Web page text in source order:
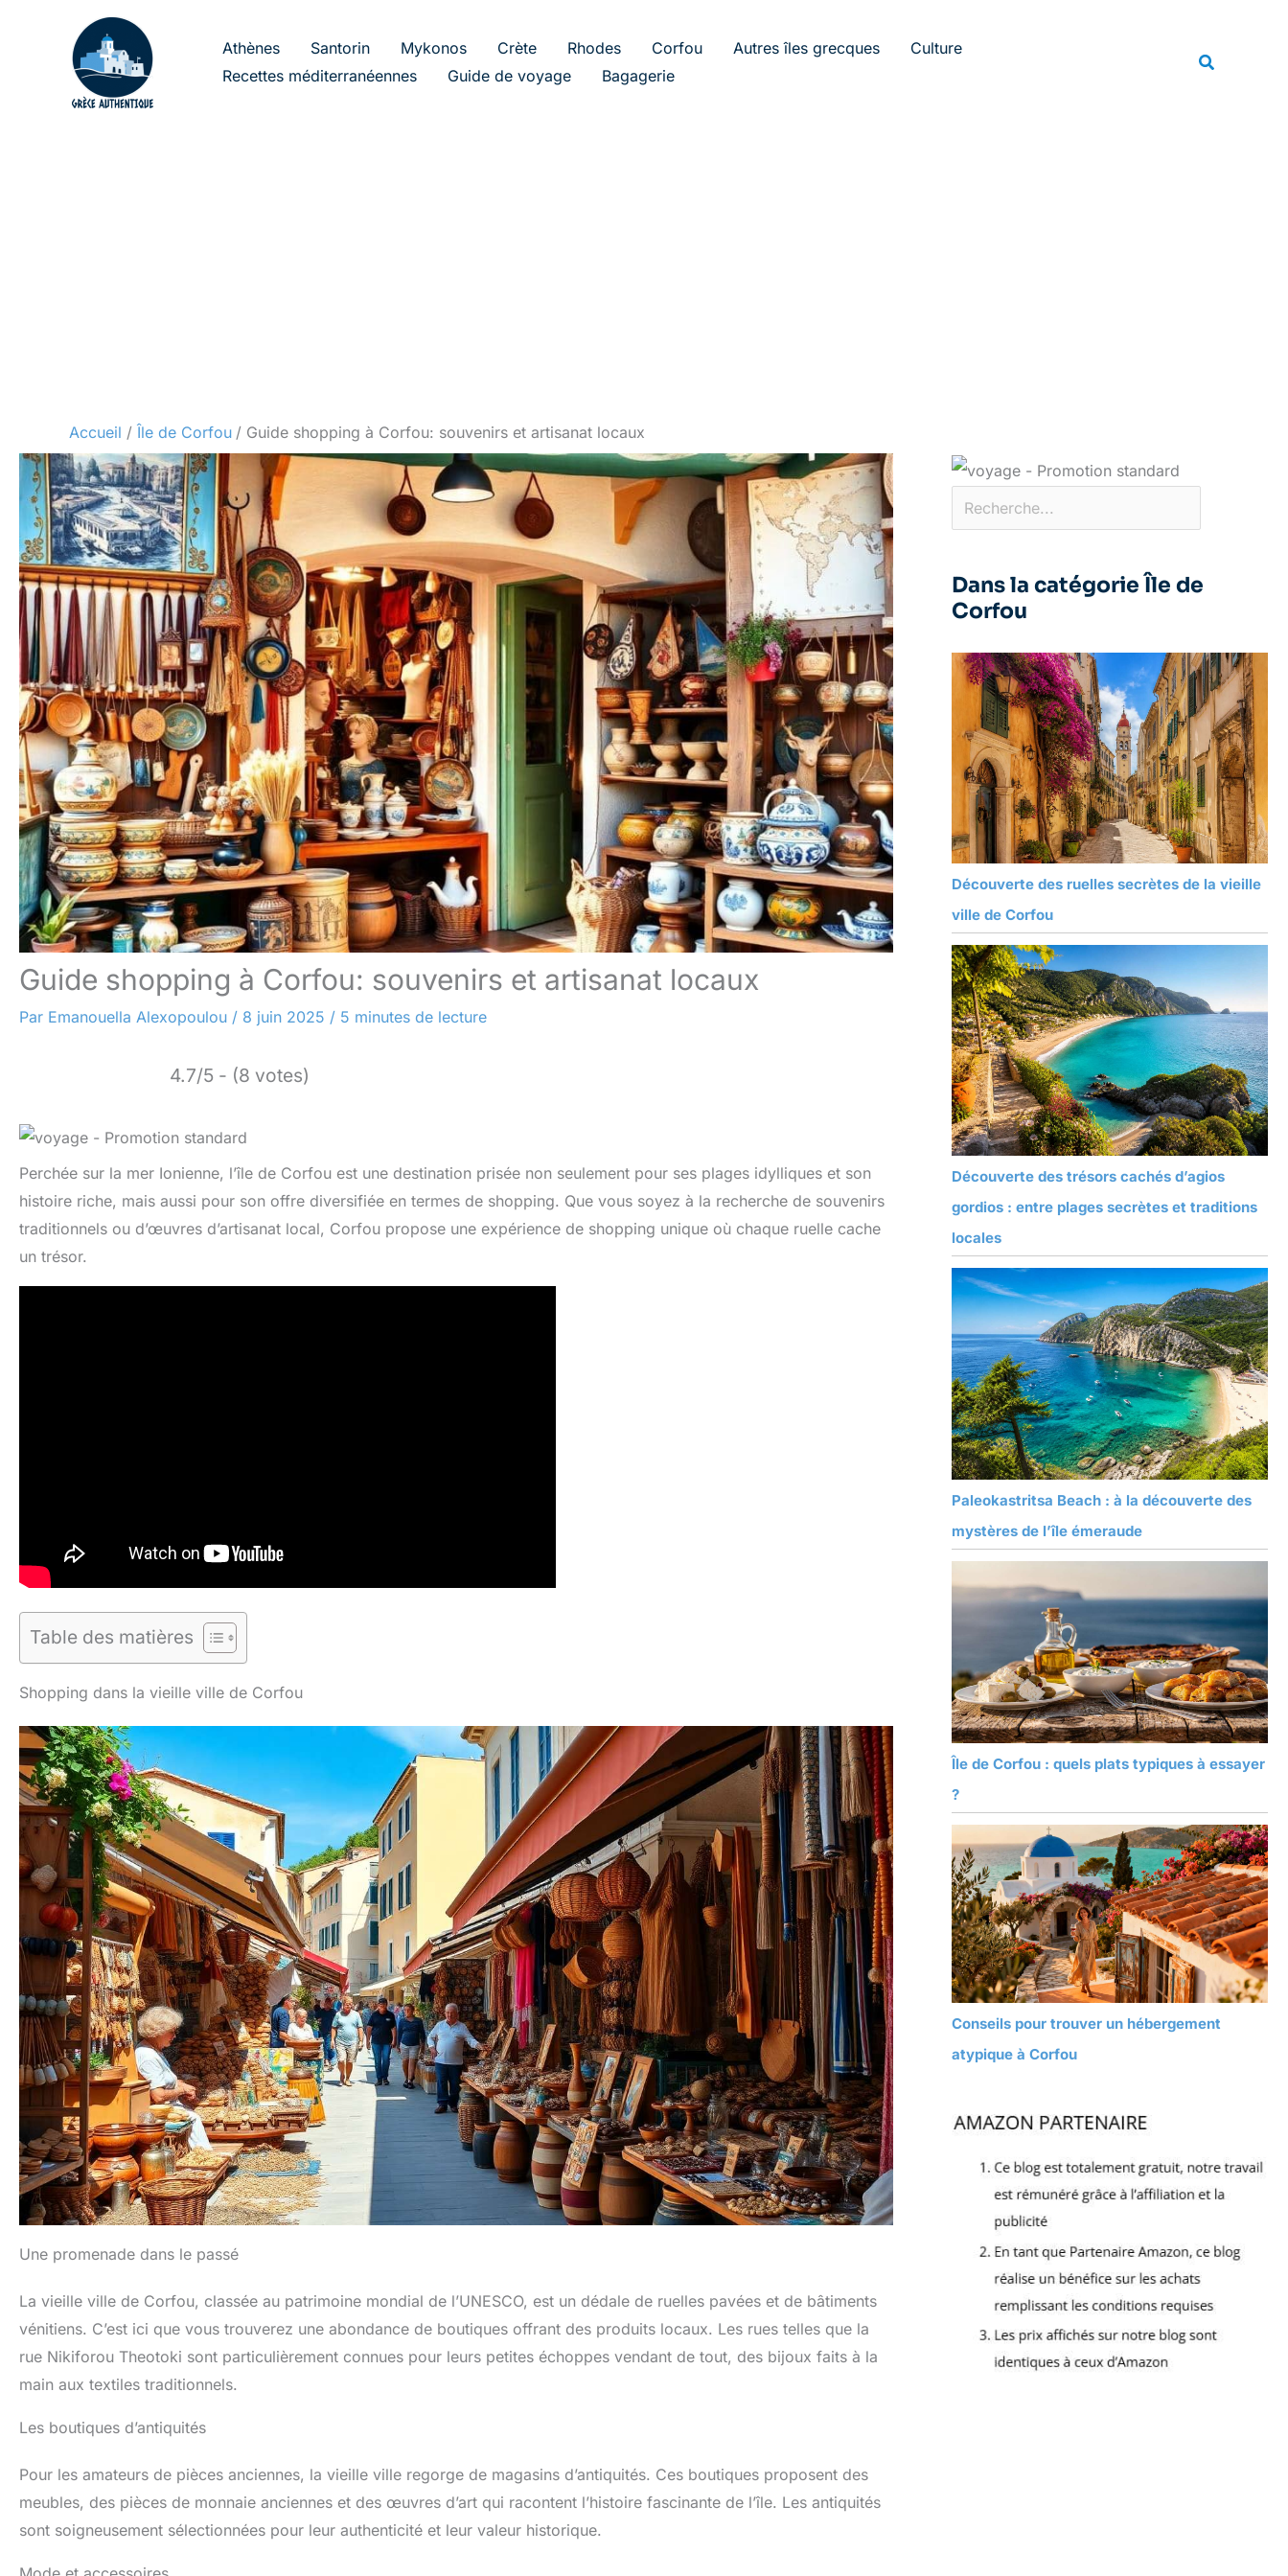
Athènes Santorin Mykonos Crète Rhodes Corfou Autres îles grecques
Culture
Recettes méditerranéennes
Guide de voyage Bagagerie
Accueil Île de Corfou Guide shopping à Corfou: souvenirs et artisanat locaux
Guide shopping à Corfou: souvenirs et artisanat locaux
Par Emanouella Alexopoulou / 8 juin 2025 / 5 minutes de lecture
4.7/5 - (8 votes)
Perchée sur la mer Ionienne, l’île de Corfou est une destination prisée non seulement pour ses plages idylliques et son
histoire riche, mais aussi pour son offre diversifiée en termes de shopping. Que vous soyez à la recherche de souvenirs
traditionnels ou d’œuvres d’artisanat local, Corfou propose une expérience de shopping unique où chaque ruelle cache
un trésor.
Table des matières
Shopping dans la vieille ville de Corfou
Une promenade dans le passé
La vieille ville de Corfou, classée au patrimoine mondial de l’UNESCO, est un dédale de ruelles pavées et de bâtiments
vénitiens. C’est ici que vous trouverez une abondance de boutiques offrant des produits locaux. Les rues telles que la
rue Nikiforou Theotoki sont particulièrement connues pour leurs petites échoppes vendant de tout, des bijoux faits à la
main aux textiles traditionnels.
Les boutiques d’antiquités
Pour les amateurs de pièces anciennes, la vieille ville regorge de magasins d’antiquités. Ces boutiques proposent des
meubles, des pièces de monnaie anciennes et des œuvres d’art qui racontent l’histoire fascinante de l’île. Les antiquités
sont soigneusement sélectionnées pour leur authenticité et leur valeur historique.
Dans la catégorie Île de
Corfou
Découverte des ruelles secrètes de la vieille
ville de Corfou
Découverte des trésors cachés d’agios
gordios : entre plages secrètes et traditions
locales
Paleokastritsa Beach : à la découverte des
mystères de l’île émeraude
Île de Corfou : quels plats typiques à essayer
?
Conseils pour trouver un hébergement
atypique à Corfou